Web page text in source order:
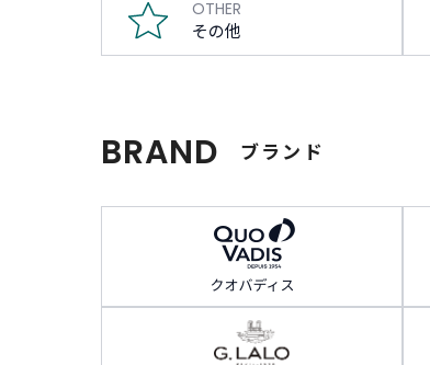
OTHER
その他
BRAND ブランド